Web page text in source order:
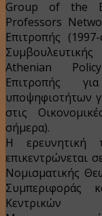
Group of the
Professors
Επιτροπής
Athenian
Επιτροπής
υποψηφιοτήτων
στις
σήμερα).
Η ερευνητική
επικεντρώνεται
Νομισματικής
Συμπεριφοράς
Κεντρικών